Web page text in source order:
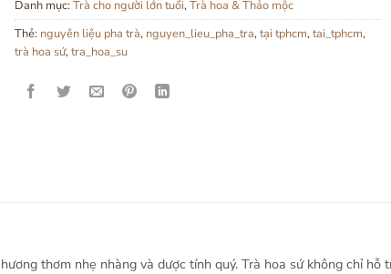
Danh mục:Trà cho người lớn tuổi, Trà hoa & Thảo mộc
Thẻ: nguyên liệu pha trà, nguyen_lieu_pha_tra, tại tphcm, tai_tphcm,
trà hoa sứ, tra_hoa_su
thơm nhẹ nhàng và dược tính quý. Trà hoa sứ không chỉ hỗ